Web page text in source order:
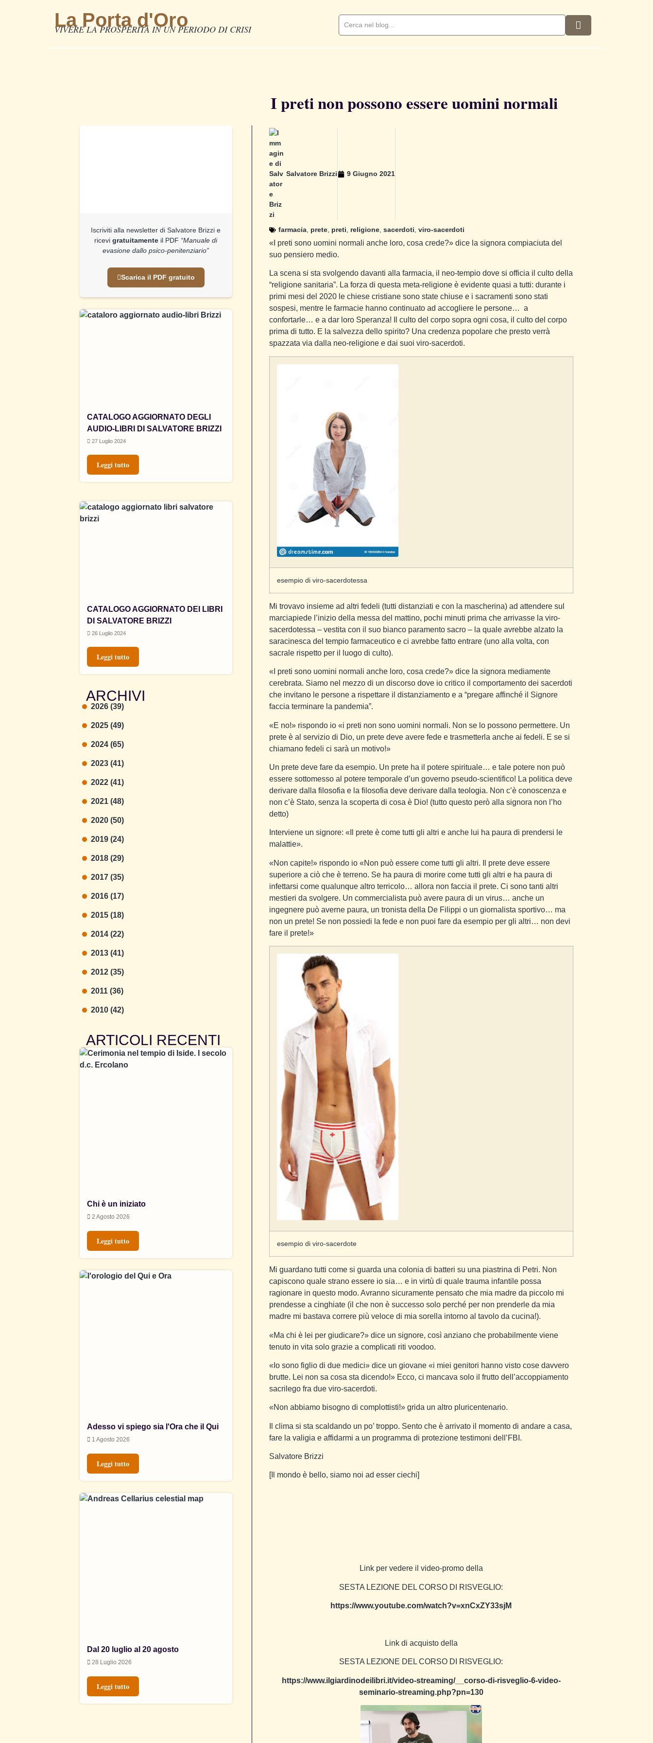
La Porta d'Oro
VIVERE LA PROSPERITÀ IN UN PERIODO DI CRISI
I preti non possono essere uomini normali
Iscriviti alla newsletter di Salvatore Brizzi e
ricevigratuitamente il PDF “Manuale di
evasione dallo psico-penitenziario”
Scarica il PDF gratuito
CATALOGO AGGIORNATO DEGLI
AUDIO-LIBRI DI SALVATORE BRIZZI
27 Luglio 2024
Leggi tutto
CATALOGO AGGIORNATO DEI LIBRI
DI SALVATORE BRIZZI
26 Luglio 2024
Leggi tutto
ARCHIVI
2026 (39)
2025 (49)
2024 (65)
2023 (41)
2022 (41)
2021 (48)
2020 (50)
2019 (24)
2018 (29)
2017 (35)
2016 (17)
2015 (18)
2014 (22)
2013 (41)
2012 (35)
2011 (36)
2010 (42)
ARTICOLI RECENTI
Chi è un iniziato
2 Agosto 2026
Leggi tutto
Adesso vi spiego sia l'Ora che il Qui
1 Agosto 2026
Leggi tutto
Dal 20 luglio al 20 agosto
28 Luglio 2026
Leggi tutto
Salvatore Brizzi 9 Giugno 2021
farmacia, prete, preti religione, sacerdoti viro-sacerdoti
«I preti sono uomini normali anche loro, cosa crede?» dice la signora compiaciuta del
suo pensiero medio.
La scena si sta svolgendo davanti alla farmacia, il neo-tempio dove si officia il culto della
“religione sanitaria”. La forza di questa meta-religione è evidente quasi a tutti: durante i
primi mesi del 2020 le chiese cristiane sono state chiuse e i sacramenti sono stati
sospesi, mentre le farmacie hanno continuato ad accogliere le persone… a
confortarle… e a dar loro Speranza! Il culto del corpo sopra ogni cosa, il culto del corpo
prima di tutto. E la salvezza dello spirito? Una credenza popolare che presto verrà
spazzata via dalla neo-religione e dai suoi viro-sacerdoti.
esempio di viro-sacerdotessa
Mi trovavo insieme ad altri fedeli (tutti distanziati e con la mascherina) ad attendere sul
marciapiede l’inizio della messa del mattino, pochi minuti prima che arrivasse la viro-
sacerdotessa – vestita con il suo bianco paramento sacro – la quale avrebbe alzato la
saracinesca del tempio farmaceutico e ci avrebbe fatto entrare (uno alla volta, con
sacrale rispetto per il luogo di culto).
«I preti sono uomini normali anche loro, cosa crede?» dice la signora mediamente
cerebrata. Siamo nel mezzo di un discorso dove io critico il comportamento dei sacerdoti
che invitano le persone a rispettare il distanziamento e a “pregare affinché il Signore
faccia terminare la pandemia”.
«E no!» rispondo io «i preti non sono uomini normali. Non se lo possono permettere. Un
prete è al servizio di Dio, un prete deve avere fede e trasmetterla anche ai fedeli. E se si
chiamano fedeli ci sarà un motivo!»
Un prete deve fare da esempio. Un prete ha il potere spirituale… e tale potere non può
essere sottomesso al potere temporale d’un governo pseudo-scientifico! La politica deve
derivare dalla filosofia e la filosofia deve derivare dalla teologia. Non c’è conoscenza e
non c’è Stato, senza la scoperta di cosa è Dio! (tutto questo però alla signora non l’ho
detto)
Interviene un signore: «Il prete è come tutti gli altri e anche lui ha paura di prendersi le
malattie».
«Non capite!» rispondo io «Non può essere come tutti gli altri. Il prete deve essere
superiore a ciò che è terreno. Se ha paura di morire come tutti gli altri e ha paura di
infettarsi come qualunque altro terricolo… allora non faccia il prete. Ci sono tanti altri
mestieri da svolgere. Un commercialista può avere paura di un virus… anche un
ingegnere può averne paura, un tronista della De Filippi o un giornalista sportivo… ma
non un prete! Se non possiedi la fede e non puoi fare da esempio per gli altri… non devi
fare il prete!»
esempio di viro-sacerdote
Mi guardano tutti come si guarda una colonia di batteri su una piastrina di Petri. Non
capiscono quale strano essere io sia… e in virtù di quale trauma infantile possa
ragionare in questo modo. Avranno sicuramente pensato che mia madre da piccolo mi
prendesse a cinghiate (il che non è successo solo perché per non prenderle da mia
madre mi bastava correre più veloce di mia sorella intorno al tavolo da cucina!).
«Ma chi è lei per giudicare?» dice un signore, così anziano che probabilmente viene
tenuto in vita solo grazie a complicati riti voodoo.
«Io sono figlio di due medici» dice un giovane «i miei genitori hanno visto cose davvero
brutte. Lei non sa cosa sta dicendo!» Ecco, ci mancava solo il frutto dell’accoppiamento
sacrilego fra due viro-sacerdoti.
«Non abbiamo bisogno di complottisti!» grida un altro pluricentenario.
Il clima si sta scaldando un po’ troppo. Sento che è arrivato il momento di andare a casa,
fare la valigia e affidarmi a un programma di protezione testimoni dell’FBI.
Salvatore Brizzi
[Il mondo è bello, siamo noi ad esser ciechi]
Link per vedere il video-promo della
SESTA LEZIONE DEL CORSO DI RISVEGLIO:
https://www.youtube.com/watch?v=xnCxZY33sjM
Link di acquisto della
SESTA LEZIONE DEL CORSO DI RISVEGLIO:
https://www.ilgiardinodeilibri.it/video-streaming/__corso-di-risveglio-6-video-
seminario-streaming.php?pn=130